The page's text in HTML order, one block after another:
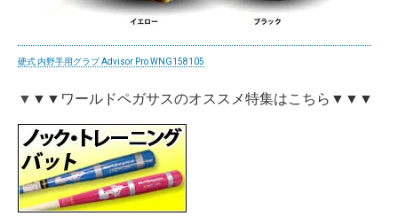
硬式 内野手用グラブ Advisor Pro WNG158105
▼ ▼ ▼ワールドペガサスのオススメ特集はこちら ▼ ▼ ▼